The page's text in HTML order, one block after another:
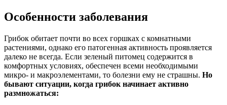
Особенности заболевания
Грибок обитает почти во всех горшках с комнатными
растениями, однако его патогенная активность проявляется
далеко не всегда. Если зеленый питомец содержится в
комфортных условиях, обеспечен всеми необходимыми
микро- и макроэлементами, то болезни ему не страшны. Но
бывают ситуации, когда грибок начинает активно
размножаться: